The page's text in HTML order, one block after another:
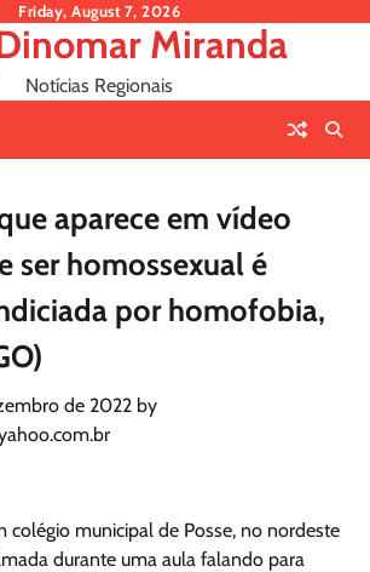
Friday, August 7, 2026
Miranda
Notícias Regionais
aparece em vídeo
ser homossexual é
por homofobia,
de 2022 by
colégio municipal de Posse, no nordeste
durante uma aula falando para